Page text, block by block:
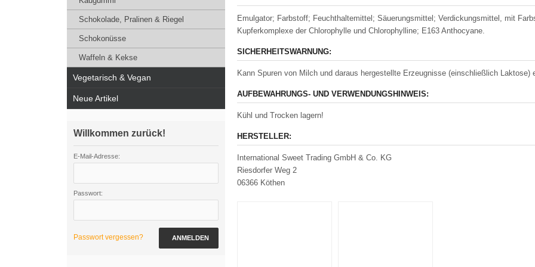
Emulgator; Farbstoff; Feuchthaltemittel; Säuerungsmittel; Verdickungsmittel, mit
Kupferkomplexe der Chlorophylle und Chlorophylline; E163 Anthocyane.
SICHERHEITSWARNUNG:
Kann Spuren von Milch und daraus hergestellte Erzeugnisse (einschließlich Laktose)
AUFBEWAHRUNGS- UND VERWENDUNGSHINWEIS:
Kühl und Trocken lagern!
HERSTELLER:
International Sweet Trading GmbH & Co. KG
Riesdorfer Weg 2
06366 Köthen
Schokolade, Pralinen & Riegel
Schokonüsse
Waffeln & Kekse
Vegetarisch & Vegan
Neue Artikel
Willkommen zurück!
E-Mail-Adresse:
Passwort:
Passwort vergessen? ANMELDEN